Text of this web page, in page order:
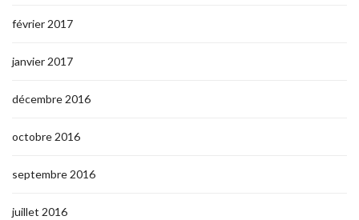
février 2017
janvier 2017
décembre 2016
octobre 2016
septembre 2016
juillet 2016